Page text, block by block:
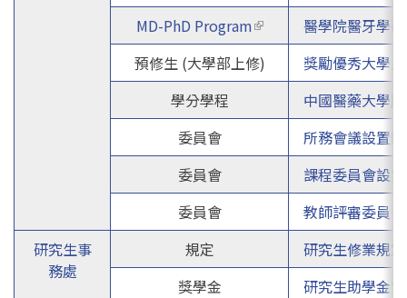
MD-PhD Program(link is external)
醫學院醫牙學
預修生 (大學部上修)
獎勵優秀大學
學分學程
中國醫藥大學
委員會
所務會議設置
委員會
課程委員會設
委員會
教師評審委員
研究生事
務處
規定
研究生修業規定
獎學金
研究生助學金